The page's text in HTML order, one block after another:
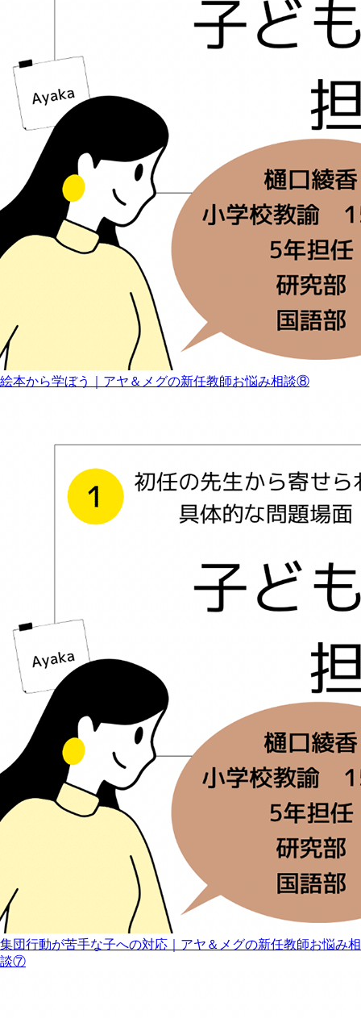
絵本から学ぼう｜アヤ＆メグの新任教師お悩み相談⑧
集団行動が苦手な子への対応｜アヤ＆メグの新任教師お悩み相
談⑦